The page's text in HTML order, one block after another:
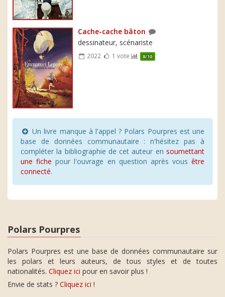
Cache-cache bâton
dessinateur, scénariste
2022 1 vote 8/10
Un livre manque à l'appel ? Polars Pourpres est une
base de données communautaire : n'hésitez pas à
compléter la bibliographie de cet auteur en soumettant
une fiche pour l'ouvrage en question après vous être
connecté.
Polars Pourpres
Polars Pourpres est une base de données communautaire sur
les polars et leurs auteurs, de tous styles et de toutes
nationalités. Cliquez ici pour en savoir plus !
Envie de stats ? Cliquez ici !